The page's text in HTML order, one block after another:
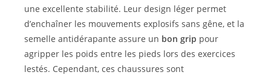
une excellente stabilité. Leur design léger permet
d’enchaîner les mouvements explosifs sans gêne, et la
semelle antidérapante assure un bon grip pour
agripper les poids entre les pieds lors des exercices
lestés. Cependant, ces chaussures sont